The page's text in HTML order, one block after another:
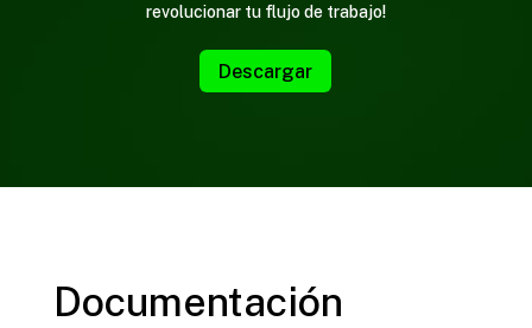
revolucionar tu flujo de trabajo!
Descargar
Documentación